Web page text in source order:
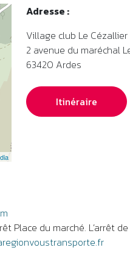
Adresse :
Village club Le
2 avenue du maréchal
63420 Ardes
Itinéraire
Place du marché. L’arrêt